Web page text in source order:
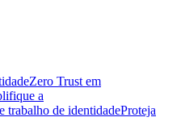
Zero Trust em
a
trabalho de identidadeProteja